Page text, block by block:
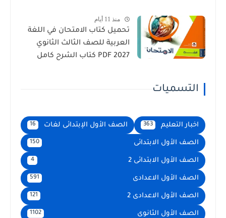
منذ 11 أيام
تحميل كتاب الامتحان في اللغة
العربية للصف الثالث الثانوي
2027 PDF كتاب الشرح كامل
التسميات
اخبار التعليم 363 الصف الأول الإبتدائى لغات 16
الصف الأول الابتدائى 150
الصف الأول الابتدائى 2 4
الصف الأول الاعدادى 591
الصف الأول الاعدادى 2 121
الصف الأول الثانوى 1102